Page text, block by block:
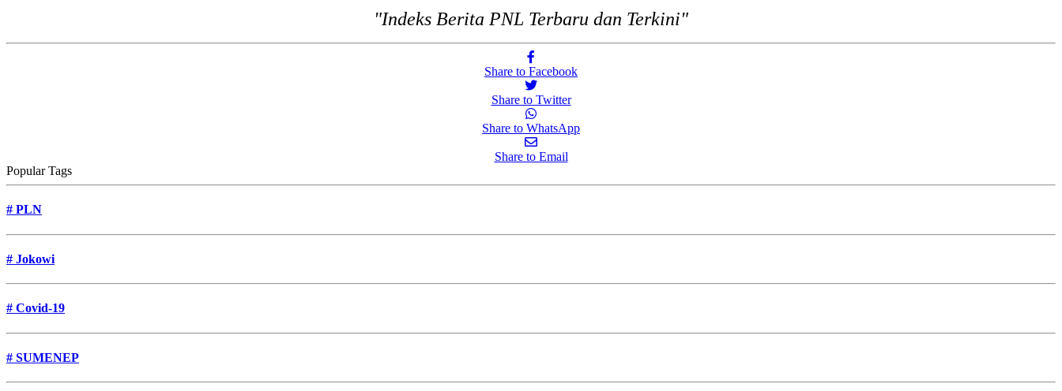
"Indeks Berita PNL Terbaru dan Terkini"
Share to Facebook
Share to Twitter
Share to WhatsApp
Share to Email
Popular Tags
# PLN
# Jokowi
# Covid-19
# SUMENEP